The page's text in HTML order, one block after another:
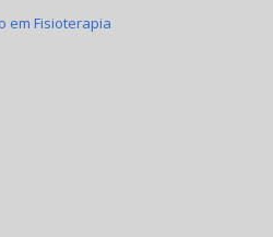
em Fisioterapia